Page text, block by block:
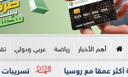
أهم الأخبار رياضة عربي ودولي
تسريبات الكابينيت: